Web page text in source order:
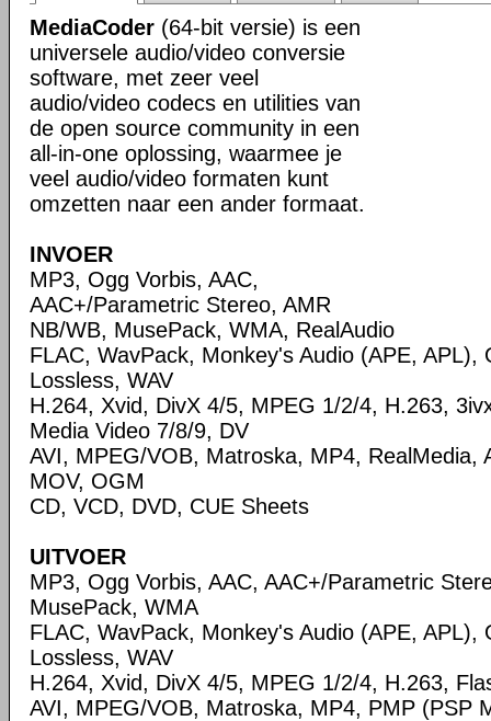
MediaCoder (64-bit versie) is een
universele audio/video conversie
software, met zeer veel
audio/video codecs en utilities van
de open source community in een
all-in-one oplossing, waarmee je
veel audio/video formaten kunt
omzetten naar een ander formaat.
INVOER
MP3, Ogg Vorbis, AAC,
AAC+/Parametric Stereo, AMR
NB/WB, MusePack, WMA, RealAudio
FLAC, WavPack, Monkey's Audio (APE, APL),
Lossless, WAV
H.264, Xvid, DivX 4/5, MPEG 1/2/4, H.263,
Media Video 7/8/9, DV
AVI, MPEG/VOB, Matroska, MP4, RealMedia,
MOV, OGM
CD, VCD, DVD, CUE Sheets
UITVOER
MP3, Ogg Vorbis, AAC, AAC+/Parametric
MusePack, WMA
FLAC, WavPack, Monkey's Audio (APE, APL),
Lossless, WAV
H.264, Xvid, DivX 4/5, MPEG 1/2/4, H.263,
AVI, MPEG/VOB, Matroska, MP4, PMP (PSP